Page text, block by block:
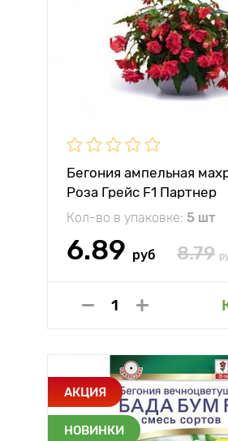
Бегония ампельная
Роза Грейс F1 Партнер
Кол-во в упаковке: 5 шт
6.89 руб 8.79
АКЦИЯ
НОВИНКИ